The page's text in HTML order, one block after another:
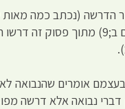
הדרשה (נכתב כמה מאות
הַחֲרַכִּים"(שיר השירים
אומרים שהנבואה
דברי נבואה אלא דרשה